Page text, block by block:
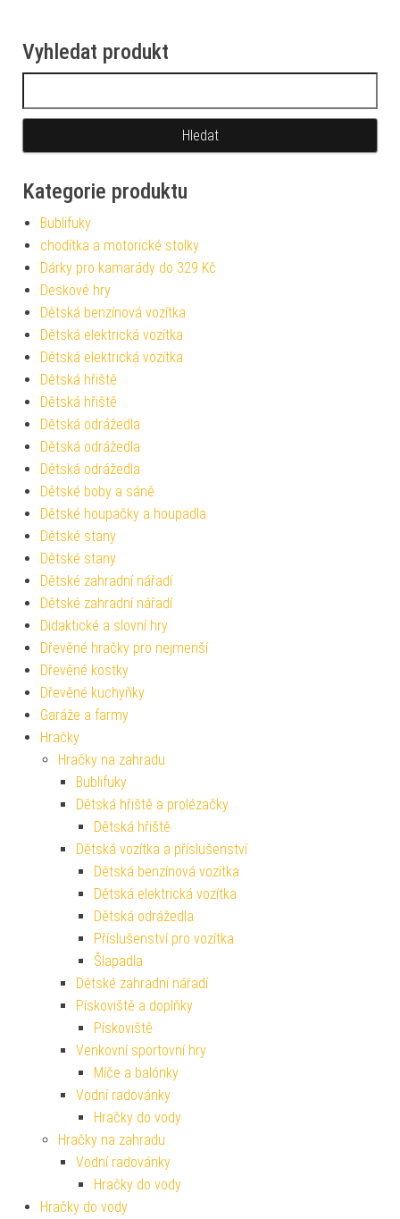
Vyhledat produkt
Kategorie produktu
Bublifuky
chodítka a motorické stolky
Dárky pro kamarády do 329 Kč
Deskové hry
Dětská benzínová vozítka
Dětská elektrická vozítka
Dětská elektrická vozítka
Dětská hřiště
Dětská hřiště
Dětská odrážedla
Dětská odrážedla
Dětská odrážedla
Dětské boby a sáně
Dětské houpačky a houpadla
Dětské stany
Dětské stany
Dětské zahradní nářadí
Dětské zahradní nářadí
Didaktické a slovní hry
Dřevěné hračky pro nejmenší
Dřevěné kostky
Dřevěné kuchyňky
Garáže a farmy
Hračky
Hračky na zahradu
Bublifuky
Dětská hřiště a prolézačky
Dětská hřiště
Dětská vozítka a příslušenství
Dětská benzínová vozítka
Dětská elektrická vozítka
Dětská odrážedla
Příslušenství pro vozítka
Šlapadla
Dětské zahradní nářadí
Pískoviště a doplňky
Pískoviště
Venkovní sportovní hry
Míče a balónky
Vodní radovánky
Hračky do vody
Hračky na zahradu
Vodní radovánky
Hračky do vody
Hračky do vody